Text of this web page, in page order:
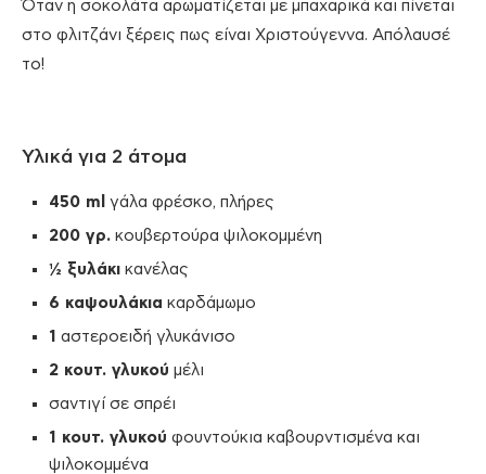
Όταν η σοκολάτα αρωματίζεται με μπαχαρικά και πίνεται
στο φλιτζάνι ξέρεις πως είναι Χριστούγεννα. Απόλαυσέ
το!
Υλικά για 2 άτομα
450 ml γάλα φρέσκο, πλήρες
200 γρ. κουβερτούρα ψιλοκομμένη
½ ξυλάκι κανέλας
6 καψουλάκια καρδάμωμο
1 αστεροειδή γλυκάνισο
2 κουτ. γλυκού μέλι
σαντιγί σε σπρέι
1 κουτ. γλυκού φουντούκια καβουρντισμένα και
ψιλοκομμένα